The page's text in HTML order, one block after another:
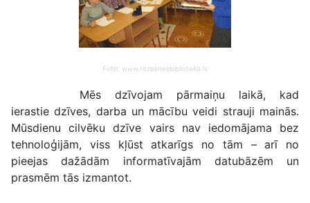
Foto: www.rezeknesbiblioteka.lv
Mēs dzīvojam pārmaiņu laikā, kad
ierastie dzīves, darba un mācību veidi strauji mainās.
Mūsdienu cilvēku dzīve vairs nav iedomājama bez
tehnoloģijām, viss kļūst atkarīgs no tām – arī no
pieejas dažādām informatīvajām datubāzēm un
prasmēm tās izmantot.